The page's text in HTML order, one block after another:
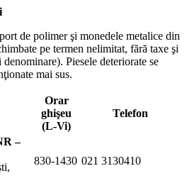
de polimer şi monedele metalice din
pe termen nelimitat, fără taxe şi
Piesele deteriorate se
mai sus.
Orar
ghişeu
(L-Vi)
Telefon
–
830-1430 021 3130410